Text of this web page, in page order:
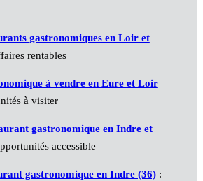
gastronomiques en Loir et
rentables
à vendre en Eure et Loir
à visiter
gastronomique en Indre et
accessible
gastronomique en Indre (36):